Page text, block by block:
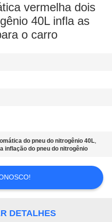
vermelha dois
40L infla as
o carro
do pneu do nitrogênio 40L,
inflação do pneu do nitrogênio
DETALHES